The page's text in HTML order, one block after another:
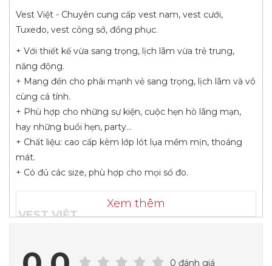
Vest Việt - Chuyên cung cấp vest nam, vest cưới,
Tuxedo, vest công sở, đồng phục.
+ Với thiết kế vừa sang trọng, lịch lãm vừa trẻ trung,
năng động.
+ Mang đến cho phái mạnh vẻ sang trọng, lịch lãm và vô
cùng cá tính.
+ Phù hợp cho những sự kiện, cuộc hẹn hò lãng mạn,
hay những buổi hẹn, party…
+ Chất liệu: cao cấp kèm lớp lót lụa mềm mịn, thoáng
mát.
+ Có đủ các size, phù hợp cho mọi số đo.
VEST VIỆT
--------------
Xem thêm
0 đánh giá